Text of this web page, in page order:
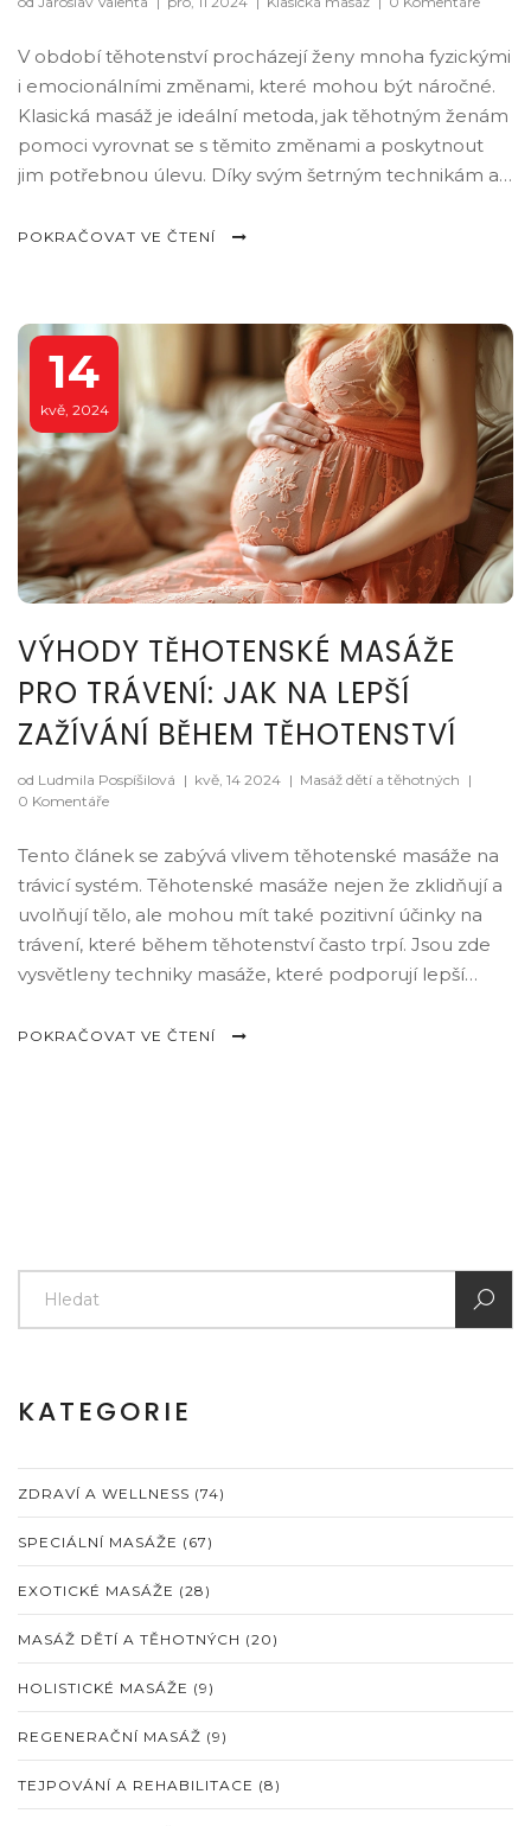
V období těhotenství procházejí ženy mnoha fyzickými
i emocionálními změnami, které mohou být náročné.
Klasická masáž je ideální metoda, jak těhotným ženám
pomoci vyrovnat se s těmito změnami a poskytnout
jim potřebnou úlevu. Díky svým šetrným technikám a
potřebnou pohodu a podporu. Tato terapie navíc
POKRAČOVAT VE ČTENÍ
14
kvě, 2024
VÝHODY TĚHOTENSKÉ MASÁŽE
PRO TRÁVENÍ: JAK NA LEPŠÍ
ZAŽÍVÁNÍ BĚHEM TĚHOTENSTVÍ
od Ludmila Pospíšilová | kvě, 14 2024 | Masáž dětí a těhotných |
0 Komentáře
Tento článek se zabývá vlivem těhotenské masáže na
trávicí systém. Těhotenské masáže nejen že zklidňují a
uvolňují tělo, ale mohou mít také pozitivní účinky na
trávení, které během těhotenství často trpí. Jsou zde
vysvětleny techniky masáže, které podporují lepší
plynatost, zácpa a žaludeční nevolnost. Prohloubené
POKRAČOVAT VE ČTENÍ
KATEGORIE
ZDRAVÍ A WELLNESS (74)
SPECIÁLNÍ MASÁŽE (67)
EXOTICKÉ MASÁŽE (28)
MASÁŽ DĚTÍ A TĚHOTNÝCH (20)
HOLISTICKÉ MASÁŽE (9)
REGENERAČNÍ MASÁŽ (9)
TEJPOVÁNÍ A REHABILITACE (8)